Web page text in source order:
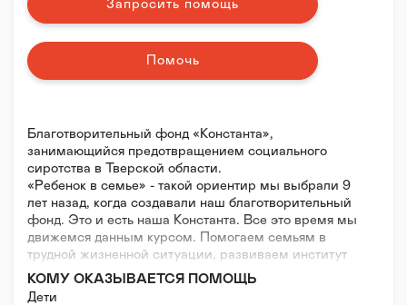
Благотворительный фонд «Константа»,
занимающийся предотвращением социального
сиротства в Тверской области.
«Ребенок в семье» - такой ориентир мы выбрали 9
лет назад, когда создавали наш благотворительный
фонд. Это и есть наша Константа. Все это время мы
движемся данным курсом. Помогаем семьям в
трудной жизненной ситуации, развиваем институт
приемного родительства, поддерживаем
воспитанников и выпускников детских домов
КОМУ ОКАЗЫВАЕТСЯ ПОМОЩЬ
Дети
Запросить помощь
Помочь